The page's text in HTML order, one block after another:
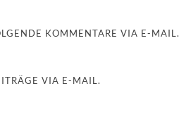
KOMMENTARE VIA E-MAIL.
VIA E-MAIL.